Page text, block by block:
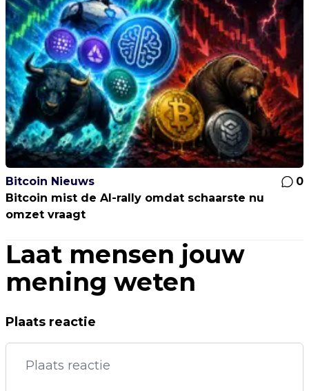
Bitcoin Nieuws
0
Bitcoin mist de AI-rally omdat schaarste nu
omzet vraagt
Laat mensen jouw
mening weten
Plaats reactie